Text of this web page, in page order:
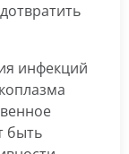
инфекций
быть